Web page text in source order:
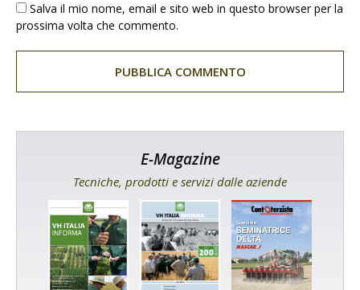
Salva il mio nome, email e sito web in questo browser per la
prossima volta che commento.
E-Magazine
Tecniche, prodotti e servizi dalle aziende